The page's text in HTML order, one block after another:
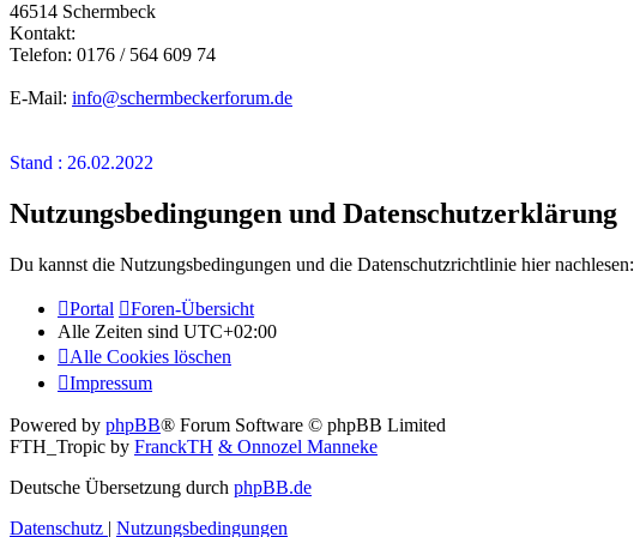
46514 Schermbeck
Kontakt:
Telefon: 0176 / 564 609 74
E-Mail: info@schermbeckerforum.de
Stand : 26.02.2022
Nutzungsbedingungen und Datenschutzerklärung
Du kannst die Nutzungsbedingungen und die Datenschutzrichtlinie hier nachlesen:
Portal
Foren-Übersicht
Alle Zeiten sind UTC+02:00
Alle Cookies löschen
Impressum
Powered by phpBB® Forum Software © phpBB Limited
FTH_Tropic by FranckTH & Onnozel Manneke
Deutsche Übersetzung durch phpBB.de
Datenschutz | Nutzungsbedingungen